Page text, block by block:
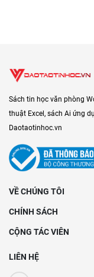
Sách tin học văn phòng
thuật Excel, sách Ai ứng
Daotaotinhoc.vn
VỀ CHÚNG TÔI
CHÍNH SÁCH
CỘNG TÁC VIÊN
LIÊN HỆ